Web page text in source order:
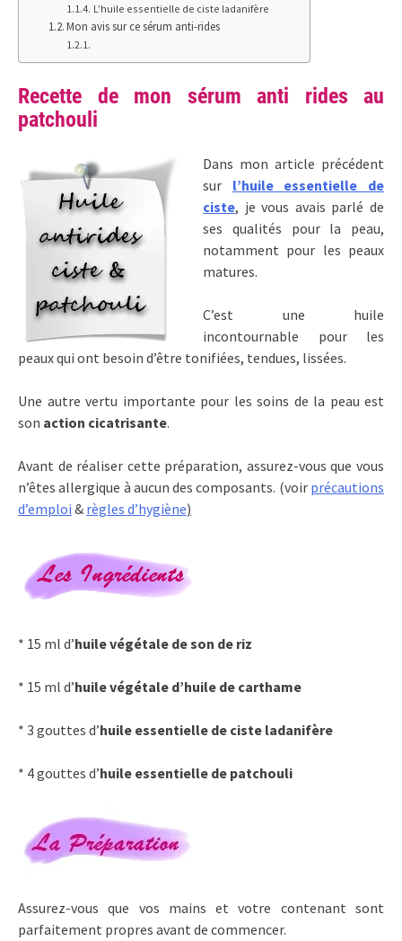
L’huile essentielle de ciste ladanifère
Mon avis sur ce sérum anti-rides
Recette de mon sérum anti rides au
patchouli
Dans mon article précédent
sur l’huile essentielle de
ciste, je vous avais parlé de
ses qualités pour la peau,
notamment pour les peaux
matures.
C’est une huile
incontournable pour les
peaux qui ont besoin d’être tonifiées, tendues, lissées.
Une autre vertu importante pour les soins de la peau est
son action cicatrisante.
Avant de réaliser cette préparation, assurez-vous que vous
n’êtes allergique à aucun des composants. (voir précautions
d’emploi & règles d’hygiène)
* 15 ml d’huile végétale de son de riz
* 15 ml d’huile végétale d’huile de carthame
* 3 gouttes d’huile essentielle de ciste ladanifère
* 4 gouttes d’huile essentielle de patchouli
Assurez-vous que vos mains et votre contenant sont
parfaitement propres avant de commencer.